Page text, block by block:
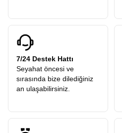
7/24 Destek Hattı
Seyahat öncesi ve
sırasında bize dilediğiniz
an ulaşabilirsiniz.